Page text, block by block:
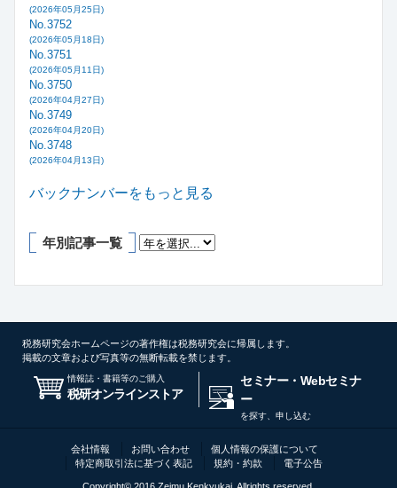
(2026年05月25日)
No.3752
(2026年05月18日)
No.3751
(2026年05月11日)
No.3750
(2026年04月27日)
No.3749
(2026年04月20日)
No.3748
(2026年04月13日)
バックナンバーをもっと見る
年別記事一覧
税務研究会ホームページの著作権は税務研究会に帰属します。
掲載の文章および写真等の無断転載を禁じます。
情報誌・書籍等のご購入
税研オンラインストア
セミナー・Webセミナ
ー
を探す、申し込む
会社情報 お問い合わせ
個人情報の保護について
特定商取引法に基づく表記
規約・約款 電子公告